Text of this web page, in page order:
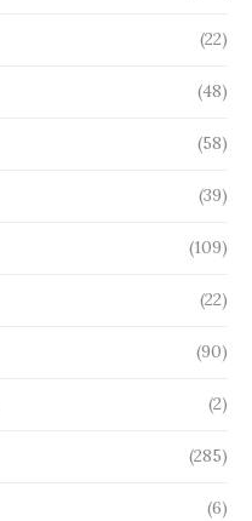
(22)
(48)
(58)
(39)
(109)
(22)
(90)
(2)
(285)
(6)